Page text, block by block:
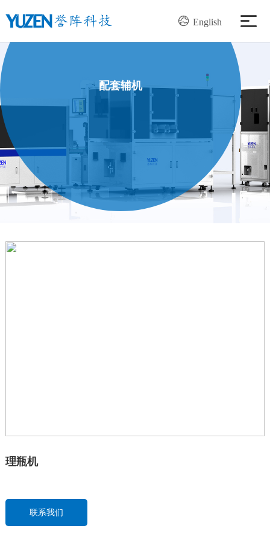
English
新闻资讯
加入我们
配套辅机
理瓶机
联系我们